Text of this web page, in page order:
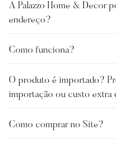
A Palazzo Home & Decor
endereço?
A Palazzo Home Decor
Balneário Camboriú-SC.
Como funciona?
A Palazzo é uma
de peças de diversos
envio é feito direto do
O produto é importado?
importação ou custo extra
Sim, trabalhamos com
Como comprar no Site?